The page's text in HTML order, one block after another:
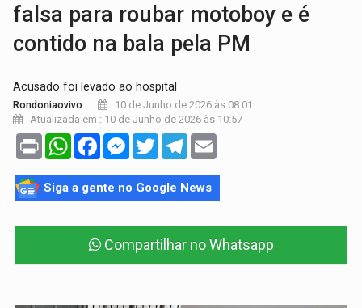
falsa para roubar motoboy e é
contido na bala pela PM
Acusado foi levado ao hospital
Rondoniaovivo
10 de Junho de 2026 às 08:01
Atualizada em : 10 de Junho de 2026 às 10:57
Print WhatsAppFacebookMessenger
TwitterTelegram
Siga a gente no Google News
Compartilhar no Whatsapp